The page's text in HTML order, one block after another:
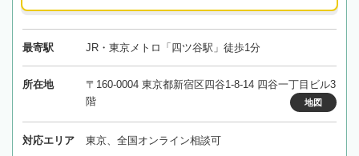
最寄駅 JR・東京メトロ「四ツ谷駅」徒歩1分
所在地
〒160-0004 東京都新宿区四谷1-8-14 四谷一丁目ビル3
階
地図
対応エリア 東京、全国オンライン相談可